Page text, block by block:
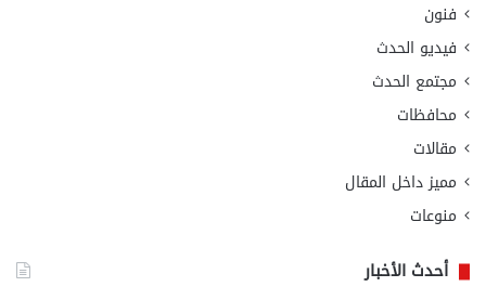
فنون
فيديو الحدث
مجتمع الحدث
محافظات
مقالات
مميز داخل المقال
منوعات
أحدث الأخبار